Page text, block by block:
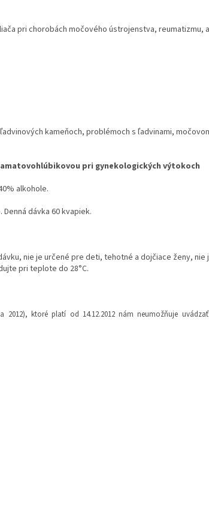
pri chorobách močového ústrojenstva,
kameňoch, problémoch s ľadvinami,
pri gynekologických výtokoch
alkohole.
dávka 60 kvapiek.
nie je určené pre deti, tehotné a dojčiace ženy, nie
pri teplote do 28°C.
2012), ktoré platí od 14.12.2012 nám neumožňuje